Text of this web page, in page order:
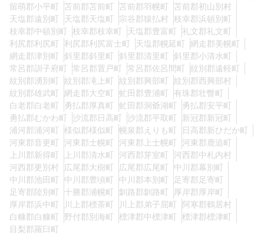
留萌郡小平町
苫前郡苫前町 苫前郡羽幌町
苫前郡初山別村
天塩郡遠別町
天塩郡天塩町 宗谷郡猿払村
枝幸郡浜頓別町
枝幸郡中頓別町
枝幸郡枝幸町 天塩郡豊富町
礼文郡礼文町
利尻郡利尻町
利尻郡利尻富士町 天塩郡幌延町
網走郡美幌町
網走郡津別町
斜里郡斜里町 斜里郡清里町
斜里郡小清水町
常呂郡訓子府町
常呂郡置戸町 常呂郡佐呂間町
紋別郡遠軽町
紋別郡湧別町
紋別郡滝上町 紋別郡興部町
紋別郡西興部村
紋別郡雄武町
網走郡大空町 虻田郡豊浦町
有珠郡壮瞥町
白老郡白老町
勇払郡厚真町 虻田郡洞爺湖町
勇払郡安平町
勇払郡むかわ町
沙流郡日高町 沙流郡平取町
新冠郡新冠町
浦河郡浦河町
様似郡様似町 幌泉郡えりも町
日高郡新ひだか町
河東郡音更町
河東郡士幌町 河東郡上士幌町
河東郡鹿追町
上川郡新得町
上川郡清水町 河西郡芽室町
河西郡中札内村
河西郡更別村
広尾郡大樹町 広尾郡広尾町
中川郡幕別町
中川郡池田町
中川郡豊頃町 中川郡本別町
足寄郡足寄町
足寄郡陸別町
十勝郡浦幌町 釧路郡釧路町
厚岸郡厚岸町
厚岸郡浜中町
川上郡標茶町 川上郡弟子屈町
阿寒郡鶴居村
白糠郡白糠町
野付郡別海町 標津郡中標津町
標津郡標津町
目梨郡羅臼町